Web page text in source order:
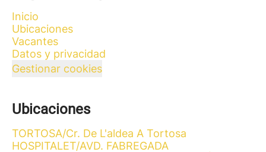
Inicio
Ubicaciones
Vacantes
Datos y privacidad
Gestionar cookies
Ubicaciones
TORTOSA/Cr. De L'aldea A Tortosa
HOSPITALET/AVD. FABREGADA